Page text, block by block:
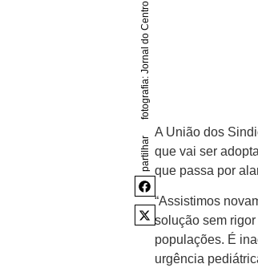
fotografia: Jornal do Centro
partilhar
A União dos
que vai ser
que passa por
“Assistimos
solução sem
populações. É
urgência